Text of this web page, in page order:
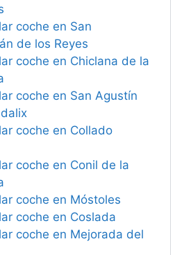
coche en San
de los Reyes
coche en Chiclana de la
coche en San Agustín
coche en Collado
coche en Conil de la
coche en Móstoles
coche en Coslada
coche en Mejorada del